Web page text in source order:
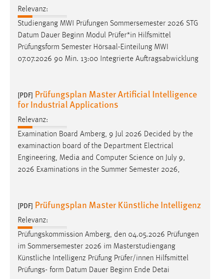
Relevanz:
Studiengang MWI Prüfungen Sommersemester 2026 STG
Datum Dauer Beginn Modul Prüfer*in Hilfsmittel
Prüfungsform Semester Hörsaal-Einteilung MWI
07.07.2026 90 Min. 13:00 Integrierte Auftragsabwicklung
[PDF] Prüfungsplan Master Artificial Intelligence
for Industrial Applications
Relevanz:
Examination Board Amberg, 9 Jul 2026 Decided by the
examinaction board of the Department Electrical
Engineering, Media and Computer Science on July 9,
2026 Examinations in the Summer Semester 2026,
[PDF] Prüfungsplan Master Künstliche Intelligenz
Relevanz:
Prüfungskommission Amberg, den 04.05.2026 Prüfungen
im Sommersemester 2026 im Masterstudiengang
Künstliche Intelligenz Prüfung Prüfer/innen Hilfsmittel
Prüfungs- form Datum Dauer Beginn Ende Detai